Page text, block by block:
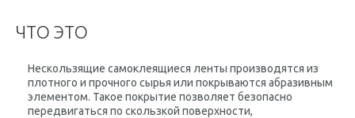
ЧТО ЭТО
Нескользящие самоклеящиеся ленты производятся из
плотного и прочного сырья или покрываются абразивным
элементом. Такое покрытие позволяет безопасно
передвигаться по скользкой поверхности,